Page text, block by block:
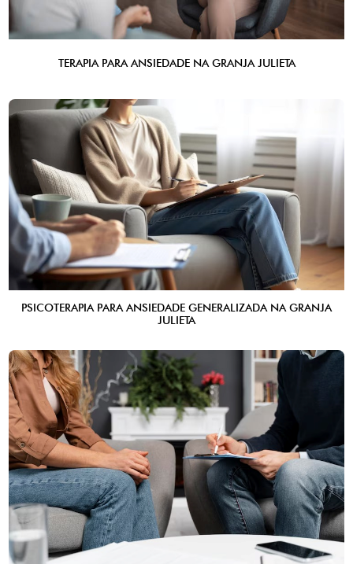
TERAPIA PARA ANSIEDADE NA GRANJA JULIETA
PSICOTERAPIA PARA ANSIEDADE GENERALIZADA NA GRANJA
JULIETA